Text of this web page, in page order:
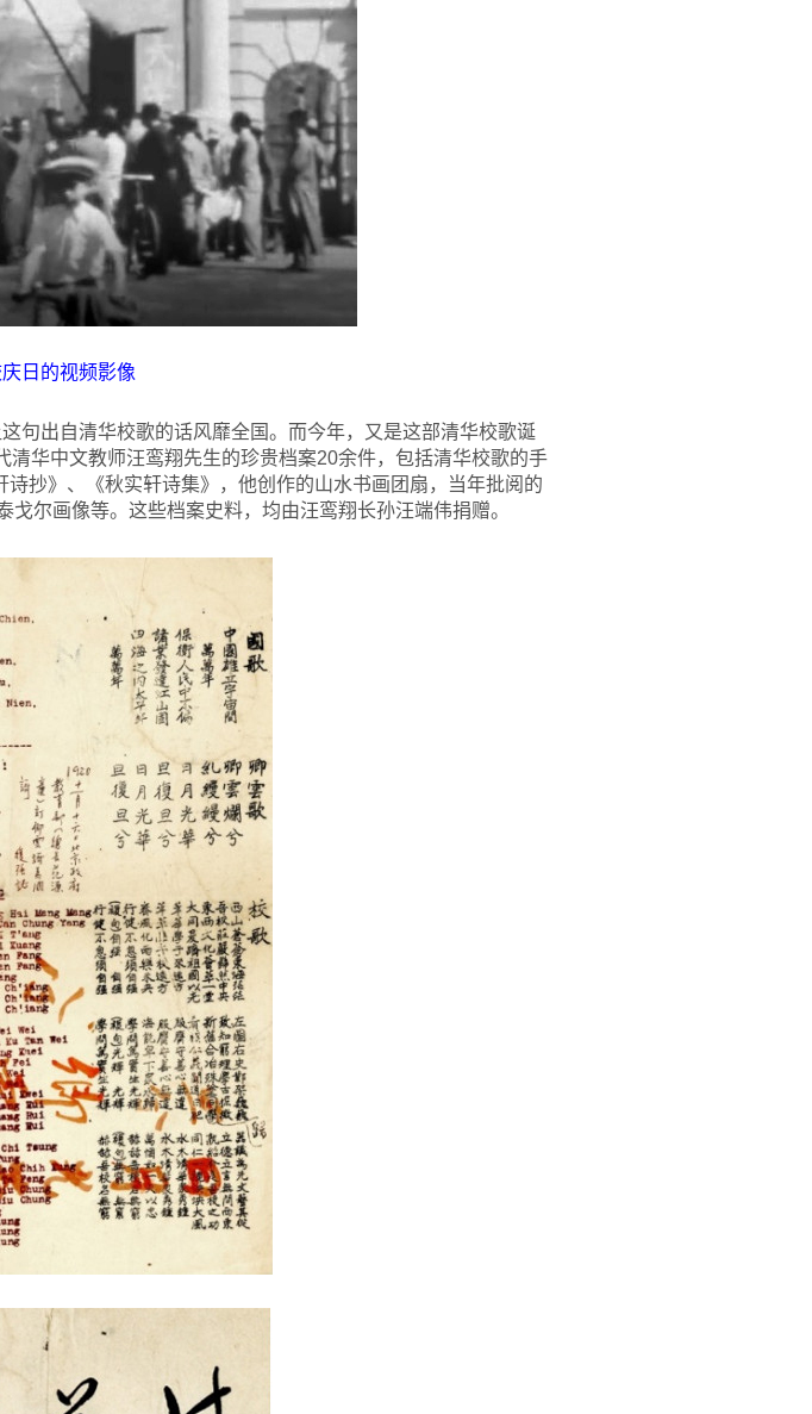
日的视频影像
句出自清华校歌的话风靡全国。而今年，又是这部清华校歌诞
华中文教师汪鸾翔先生的珍贵档案20余件，包括清华校歌的手
抄》、《秋实轩诗集》，他创作的山水书画团扇，当年批阅的
尔画像等。这些档案史料，均由汪鸾翔长孙汪端伟捐赠。